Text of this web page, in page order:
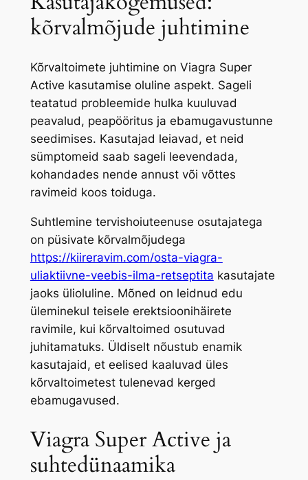
kõrvalmõjude juhtimine
Kõrvaltoimete juhtimine on Viagra Super
Active kasutamise oluline aspekt. Sageli
teatatud probleemide hulka kuuluvad
peavalud, peapööritus ja ebamugavustunne
seedimises. Kasutajad leiavad, et neid
sümptomeid saab sageli leevendada,
kohandades nende annust või võttes
ravimeid koos toiduga.
Suhtlemine tervishoiuteenuse osutajatega
on püsivate kõrvalmõjudega
https://kiireravim.com/osta-viagra-
uliaktiivne-veebis-ilma-retseptita kasutajate
jaoks ülioluline. Mõned on leidnud edu
üleminekul teisele erektsioonihäirete
ravimile, kui kõrvaltoimed osutuvad
juhitamatuks. Üldiselt nõustub enamik
kasutajaid, et eelised kaaluvad üles
kõrvaltoimetest tulenevad kerged
ebamugavused.
Viagra Super Active ja
suhtedünaamika